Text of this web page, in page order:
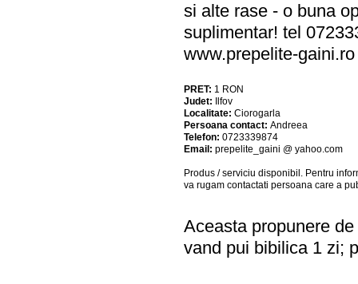
si alte rase - o buna
suplimentar! tel
www.prepelite-gaini.ro
PRET: 1 RON
Judet:
Ilfov
Localitate: Ciorogarla
Persoana contact: Andreea
Telefon: 0723339874
Email: prepelite_gaini @ yahoo.com
Produs / serviciu disponibil . Pentru
va rugam contactati persoana care a
Aceasta propunere
vand pui bibilica 1 zi;